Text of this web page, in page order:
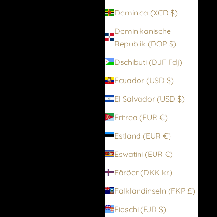
Dominica (XCD $)
Dominikanische
Republik (DOP $)
Dschibuti (DJF Fdj)
Ecuador (USD $)
El Salvador (USD $)
Eritrea (EUR €)
Estland (EUR €)
Eswatini (EUR €)
Färöer (DKK kr.)
Falklandinseln (FKP £)
Fidschi (FJD $)